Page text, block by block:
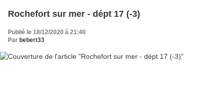
Rochefort sur mer - dépt 17 (-3)
Publié le 18/12/2020 à 21:40
Par bebert33